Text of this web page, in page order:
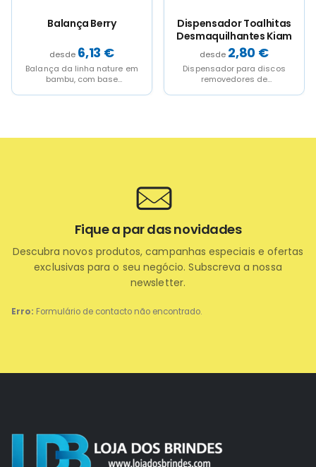
Dispensador Toalhitas
2,80
Dispensador para discos
removedores de
maquilhagem da linha
Escova Aveiro
1,34
Escova de linha nature em
bambú polido, para
a utilização de matérias-
Erro: Formulário de contacto não encontrado.
Fique a par das novidades
Descubra novos produtos, campanhas especiais e ofertas
exclusivas para o seu negócio. Subscreva a nossa
newsletter.